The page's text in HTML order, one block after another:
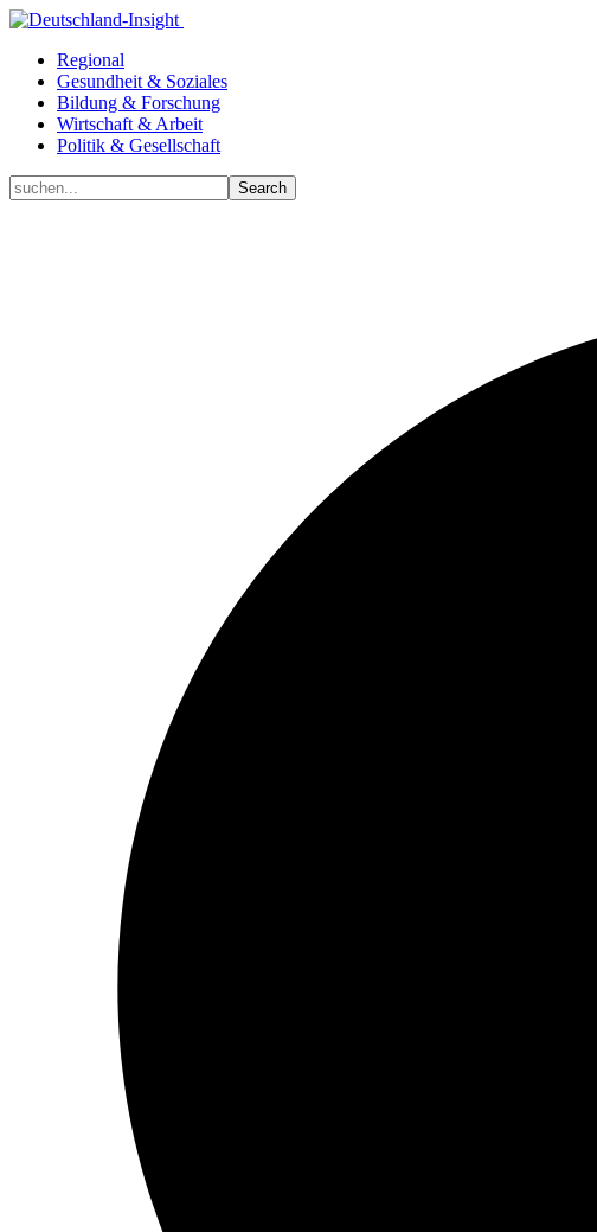
Regional
Gesundheit & Soziales
Bildung & Forschung
Wirtschaft & Arbeit
Politik & Gesellschaft